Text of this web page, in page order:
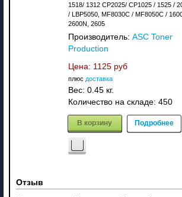
1518/ 1312 CP2025/ CP1025 / 1525 /
/ LBP5050, MF8030C / MF8050C /
2600N, 2605
Производитель: ASC Toner
Production
Цена: 1125 руб
плюс доставка
Вес: 0.45 кг.
Количество на складе: 450
В корзину Подробнее
Отзыв